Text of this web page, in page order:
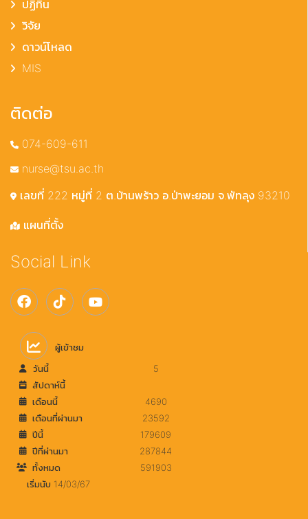
ปฏิทิน
วิจัย
ดาวน์โหลด
MIS
ติดต่อ
074-609-611
nurse@tsu.ac.th
เลขที่ 222 หมู่ที่ 2 ต.บ้านพร้าว อ.ป่าพะยอม จ.พัทลุง 93210
แผนที่ตั้ง
Social Link
ผู้เข้าชม
วันนี้
5
สัปดาห์นี้
เดือนนี้
4690
เดือนที่ผ่านมา
23592
ปีนี้
179609
ปีที่ผ่านมา
287844
ทั้งหมด
591903
เริ่มนับ 14/03/67